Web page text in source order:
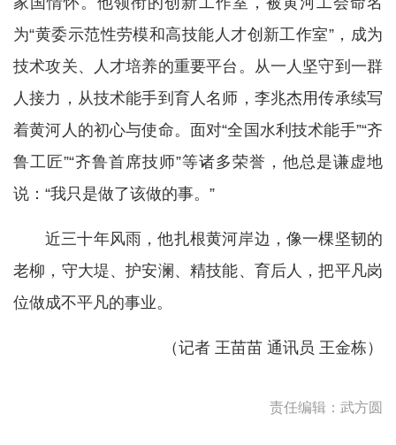
为“黄委示范性劳模和高技能人才创新工作室”，成为
技术攻关、人才培养的重要平台。从一人坚守到一群
人接力，从技术能手到育人名师，李兆杰用传承续写
着黄河人的初心与使命。面对“全国水利技术能手”“齐
鲁工匠”“齐鲁首席技师”等诸多荣誉，他总是谦虚地
说：“我只是做了该做的事。”
近三十年风雨，他扎根黄河岸边，像一棵坚韧的
老柳，守大堤、护安澜、精技能、育后人，把平凡岗
位做成不平凡的事业。
（记者 王苗苗 通讯员 王金栋）
责任编辑：武方圆